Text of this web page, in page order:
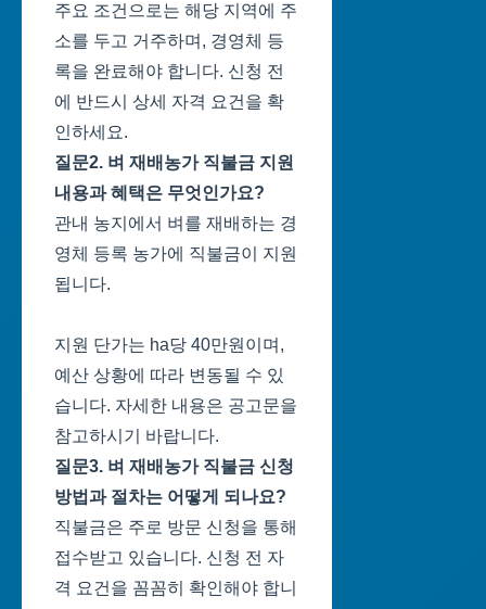
주요 조건으로는 해당 지역에 주
소를 두고 거주하며, 경영체 등
록을 완료해야 합니다. 신청 전
에 반드시 상세 자격 요건을 확
인하세요.
질문2. 벼 재배농가 직불금 지원
내용과 혜택은 무엇인가요?
관내 농지에서 벼를 재배하는 경
영체 등록 농가에 직불금이 지원
됩니다.
지원 단가는 ha당 40만원이며,
예산 상황에 따라 변동될 수 있
습니다. 자세한 내용은 공고문을
참고하시기 바랍니다.
질문3. 벼 재배농가 직불금 신청
방법과 절차는 어떻게 되나요?
직불금은 주로 방문 신청을 통해
접수받고 있습니다. 신청 전 자
격 요건을 꼼꼼히 확인해야 합니